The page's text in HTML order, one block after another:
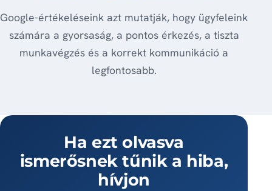
Google-értékeléseink azt mutatják, hogy ügyfeleink
számára a gyorsaság, a pontos érkezés, a tiszta
munkavégzés és a korrekt kommunikáció a
legfontosabb.
Ha ezt olvasva
ismerősnek tűnik a hiba,
hívjon